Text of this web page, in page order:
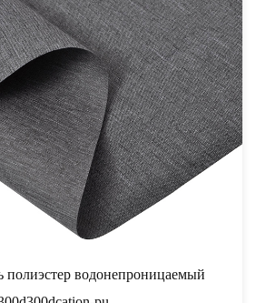
катионная ткань